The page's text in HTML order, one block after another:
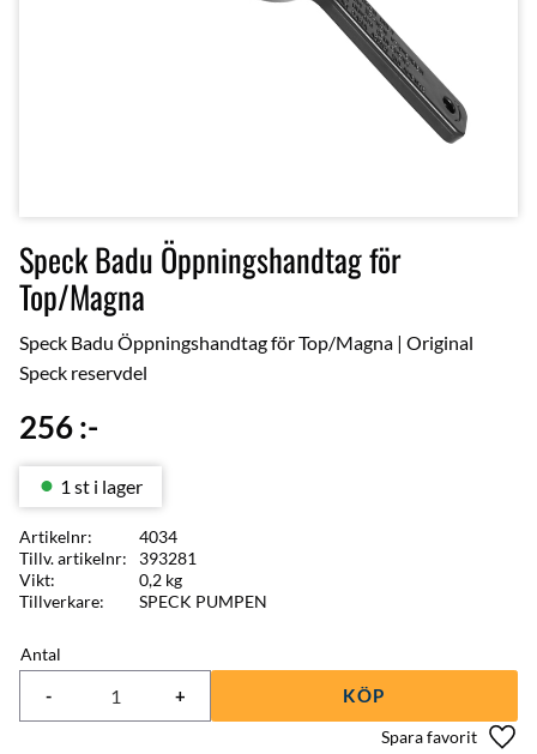
Speck Badu Öppningshandtag för
Top/Magna
Speck Badu Öppningshandtag för Top/Magna | Original
Speck reservdel
256:-
Antal
+
- KÖP
1 st i lager
Artikelnr
4034
Tillv. artikelnr
393281
Vikt
0,2 kg
Tillverkare
SPECK PUMPEN